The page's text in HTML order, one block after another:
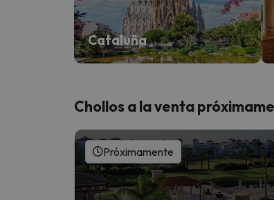
Cataluña
Chollos a la venta
Próximamente